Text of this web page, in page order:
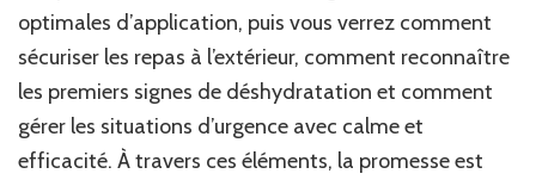
optimales d’application, puis vous verrez comment
sécuriser les repas à l’extérieur, comment reconnaître
les premiers signes de déshydratation et comment
gérer les situations d’urgence avec calme et
efficacité. À travers ces éléments, la promesse est